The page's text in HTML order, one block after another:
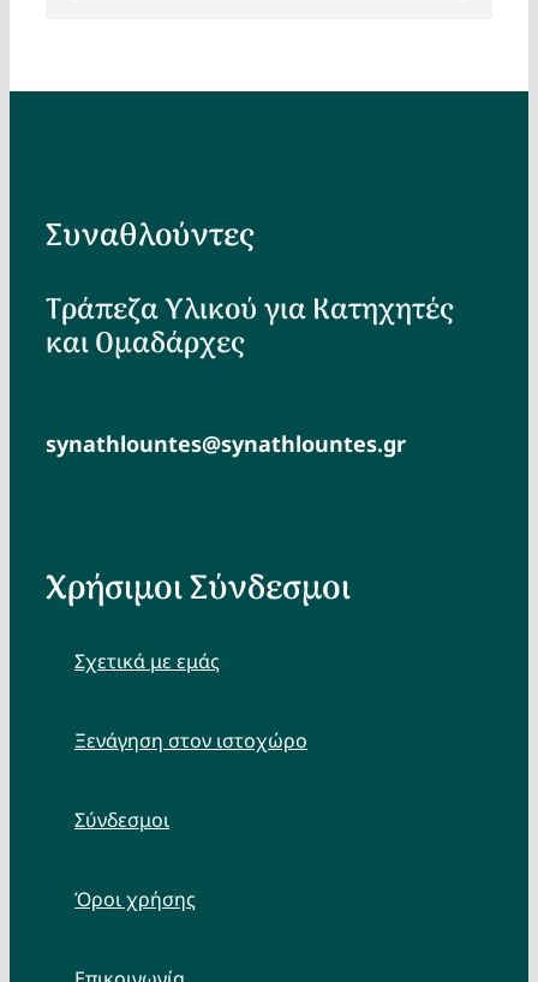
Συναθλούντες
Τράπεζα Υλικού για Κατηχητές
και Ομαδάρχες
synathlountes@synathlountes.gr
Χρήσιμοι Σύνδεσμοι
Σχετικά με εμάς
Ξενάγηση στον ιστοχώρο
Σύνδεσμοι
Όροι χρήσης